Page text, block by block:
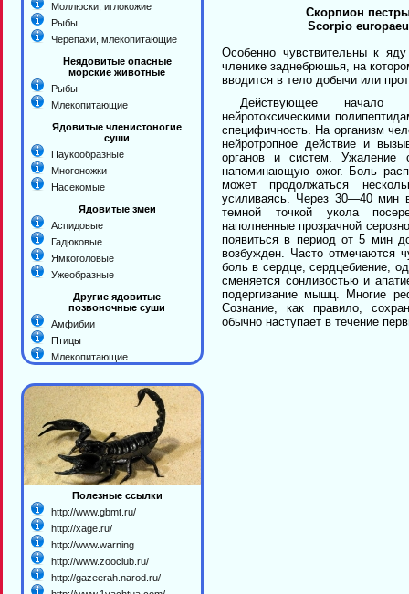
Моллюски, иглокожие
Рыбы
Черепахи, млекопитающие
Неядовитые опасные
морские животные
Рыбы
Млекопитающие
Ядовитые членистоногие
суши
Паукообразные
Многоножки
Насекомые
Ядовитые змеи
Аспидовые
Гадюковые
Ямкоголовые
Ужеобразные
Другие ядовитые
позвоночные суши
Амфибии
Птицы
Млекопитающие
Полезные ссылки
http://www.gbmt.ru/
http://xage.ru/
http://www.warning
http://www.zooclub.ru/
http://gazeerah.narod.ru/
Скорпион
Scorpio
Особенно чувствительны к
членике заднебрюшья, на
вводится в тело добычи или
Действующее начало
нейротоксическими
специфичность. На организм
нейротропное действие и
органов и систем. Ужаление
напоминающую ожог. Боль
может продолжаться
усиливаясь. Через 30—40 мин
темной точкой укола
наполненные прозрачной
появиться в период от 5 мин
возбужден. Часто отмечаются
боль в сердце, сердцебиение,
сменяется сонливостью и
подергивание мышц. Многие
Сознание, как правило,
обычно наступает в течение